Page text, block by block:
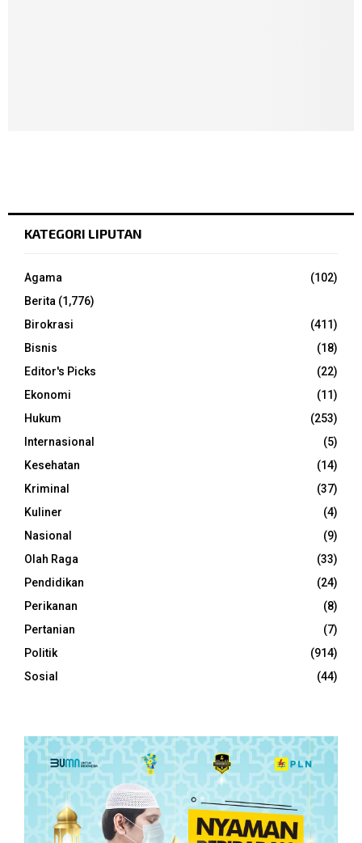
KATEGORI LIPUTAN
Agama
(102)
Berita (1,776)
Birokrasi
(411)
Bisnis
(18)
Editor's Picks
(22)
Ekonomi
(11)
Hukum
(253)
Internasional
(5)
Kesehatan
(14)
Kriminal
(37)
Kuliner
(4)
Nasional
(9)
Olah Raga
(33)
Pendidikan
(24)
Perikanan
(8)
Pertanian
(7)
Politik
(914)
Sosial
(44)